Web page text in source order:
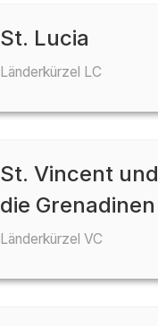
St. Lucia
Länderkürzel LC
St. Vincent und
die Grenadinen
Länderkürzel VC